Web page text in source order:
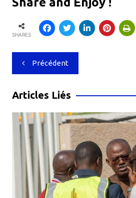
SHARES
Navigation
de
l’article
Précédent
Articles Liés